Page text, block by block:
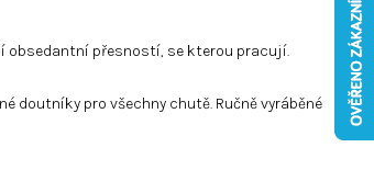
obsedantní přesností, se kterou pracují.
doutníky pro všechny chutě. Ručně vyráběné